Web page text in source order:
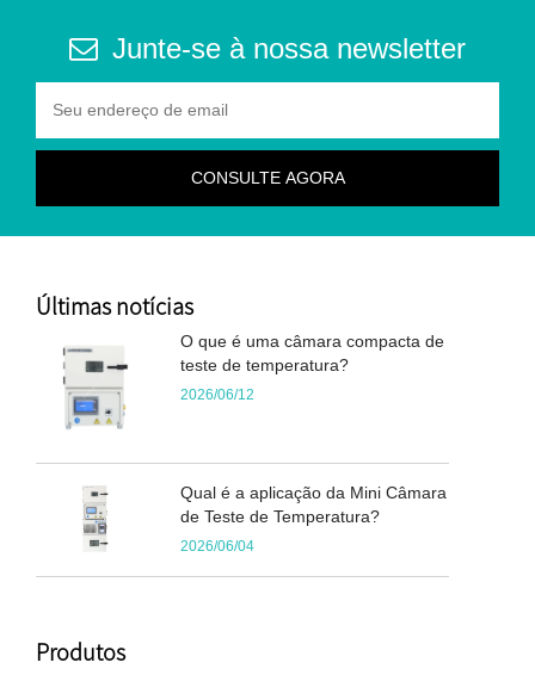
Junte-se à nossa newsletter
Últimas notícias
O que é uma câmara compacta de
teste de temperatura?
2026/06/12
Qual é a aplicação da Mini Câmara
de Teste de Temperatura?
2026/06/04
Produtos